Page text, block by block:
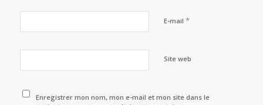
E-mail *
Site web
Enregistrer mon nom, mon e-mail et mon site dans le